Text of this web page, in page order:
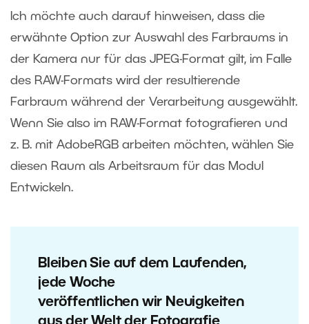
Ich möchte auch darauf hinweisen, dass die
erwähnte Option zur Auswahl des Farbraums in
der Kamera nur für das JPEG-Format gilt, im Falle
des RAW-Formats wird der resultierende
Farbraum während der Verarbeitung ausgewählt.
Wenn Sie also im RAW-Format fotografieren und
z. B. mit AdobeRGB arbeiten möchten, wählen Sie
diesen Raum als Arbeitsraum für das Modul
Entwickeln.
Bleiben Sie auf dem Laufenden,
jede Woche
veröffentlichen wir Neuigkeiten